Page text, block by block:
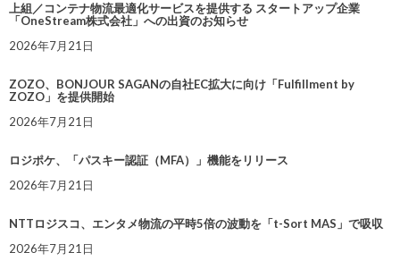
上組／コンテナ物流最適化サービスを提供する スタートアップ企業
「OneStream株式会社」への出資のお知らせ
2026年7月21日
ZOZO、BONJOUR SAGANの自社EC拡大に向け「Fulfillment by
ZOZO」を提供開始
2026年7月21日
ロジポケ、「パスキー認証（MFA）」機能をリリース
2026年7月21日
NTTロジスコ、エンタメ物流の平時5倍の波動を「t-Sort MAS」で吸収
2026年7月21日